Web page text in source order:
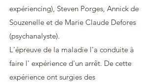
expériencing), Steven Porges, Annick de
Souzenelle et de Marie Claude Defores
(psychanalyste).
L'épreuve de la maladie l'a conduite à
faire l' expérience d'un arrêt. De cette
expérience ont surgies des